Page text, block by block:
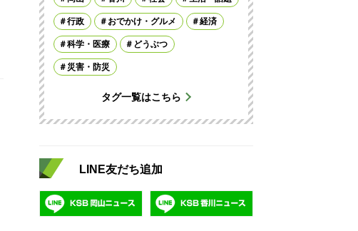
行政 おでかけ・グルメ 経済
科学・医療 どうぶつ
災害・防災
タグ一覧はこちら
LINE友だち追加